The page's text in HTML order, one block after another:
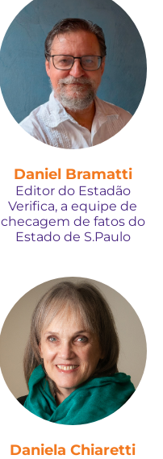
Daniel Bramatti
Editor do Estadão
Verifica, a equipe de
checagem de fatos do
Estado de S.Paulo
Daniela Chiaretti